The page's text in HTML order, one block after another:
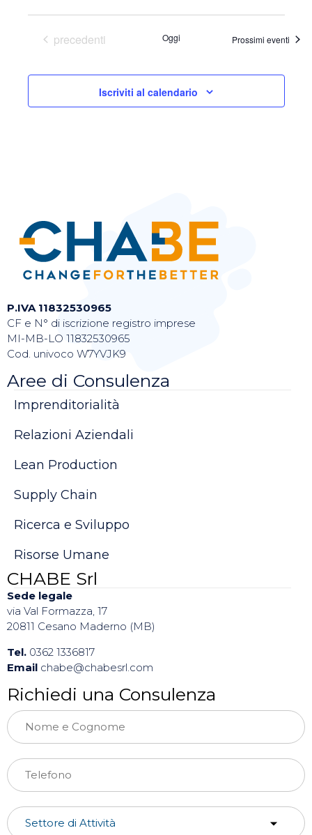
Eventi
precedenti Oggi Prossimi eventi
Iscriviti al calendario
P.IVA 11832530965
CF e N° di iscrizione registro imprese
MI-MB-LO 11832530965
Cod. univoco W7YVJK9
Aree di Consulenza
Imprenditorialità
Relazioni Aziendali
Lean Production
Supply Chain
Ricerca e Sviluppo
Risorse Umane
CHABE Srl
Sede legale
via Val Formazza, 17
20811 Cesano Maderno (MB)
Tel. 0362 1336817
Email chabe@chabesrl.com
Richiedi una Consulenza